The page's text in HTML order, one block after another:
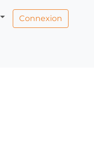
Connexion